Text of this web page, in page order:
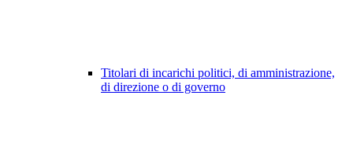
Titolari di incarichi politici, di amministrazione,
di direzione o di governo